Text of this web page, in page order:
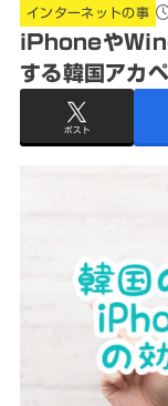
インターネットの事
iPhoneや
する韓国アカ
ポスト